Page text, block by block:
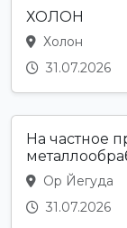
ХОЛОН
Холон
31.07.2026
На частное
Ор Йегуда
31.07.2026